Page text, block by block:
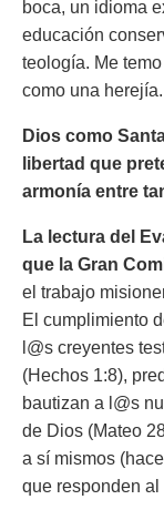
boca, un idioma
educación
teología. Me
como una herejía.
Dios como
libertad que
armonía entre
La lectura del
que la Gran
el trabajo
El cumplimiento
l@s creyentes
(Hechos 1:8),
bautizan a l@s
de Dios (Mateo
a sí mismos
que responden